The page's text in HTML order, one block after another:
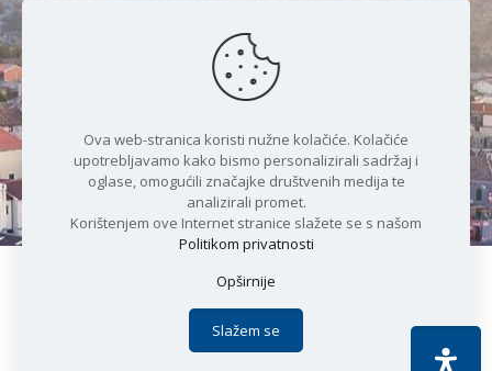
Čudesan spoj kristalnog mora i
prirode
Copyright © 2021 Općina Karlobag | Sva prava pridržana |
Politika privatnosti
Apoc IT
Ova web-stranica koristi nužne kolačiće. Kolačiće
upotrebljavamo kako bismo personalizirali sadržaj i
oglase, omogućili značajke društvenih medija te
analizirali promet.
Korištenjem ove Internet stranice slažete se s našom
Politikom privatnosti
Opširnije
Slažem se